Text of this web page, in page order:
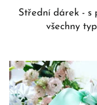
Střední dárek - s
všechny